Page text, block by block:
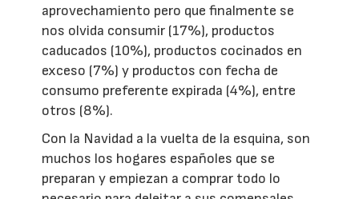
aprovechamiento pero que finalmente se
nos olvida consumir (17%), productos
caducados (10%), productos cocinados en
exceso (7%) y productos con fecha de
consumo preferente expirada (4%), entre
otros (8%).
Con la Navidad a la vuelta de la esquina, son
muchos los hogares españoles que se
preparan y empiezan a comprar todo lo